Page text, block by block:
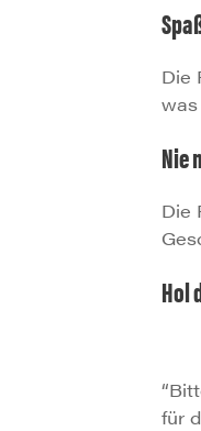
Die
Nie
Die
Hol
für